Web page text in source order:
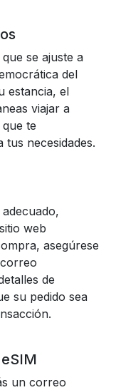
se ajuste a
del
estancia, el
viajar a
te
necesidades.
web
asegúrese
de
su pedido sea
un correo